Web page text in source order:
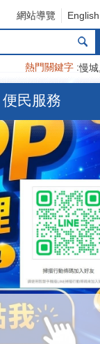
網站導覽 English
熱門關鍵字 慢城
便民服務